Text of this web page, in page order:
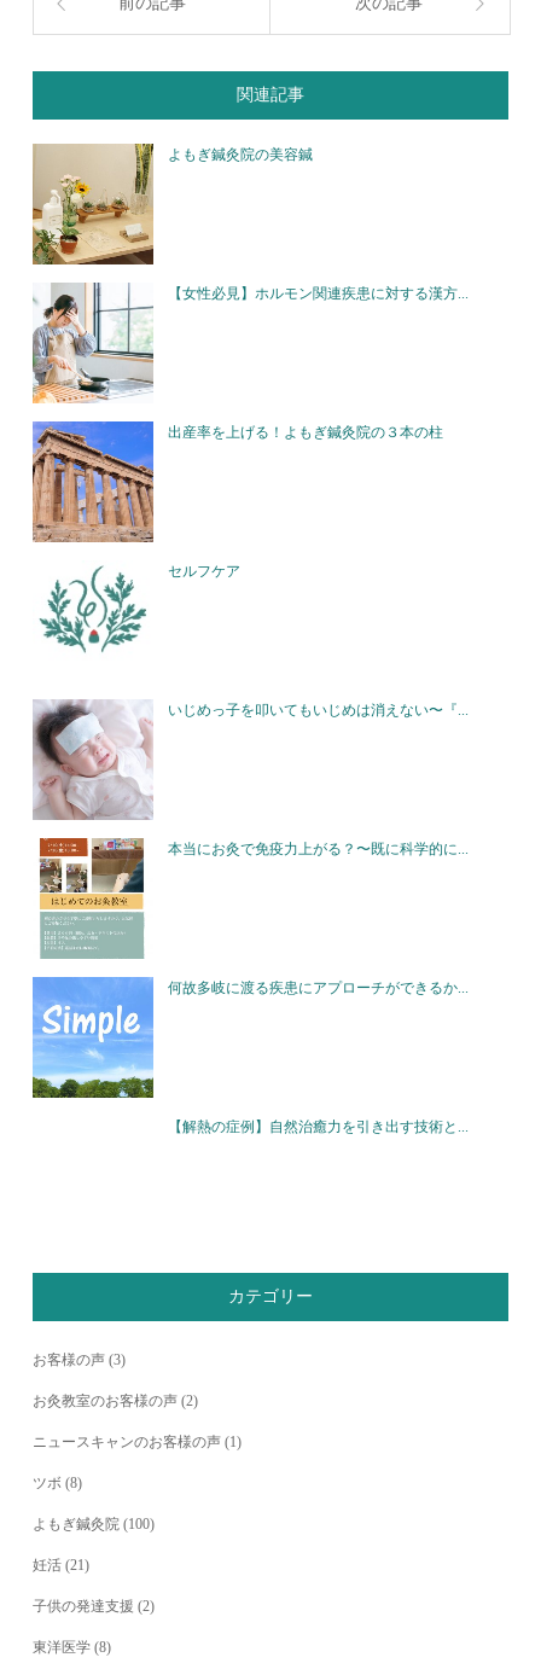
関連記事
よもぎ鍼灸院の美容鍼
【女性必見】ホルモン関連疾患に対する漢方...
出産率を上げる！よもぎ鍼灸院の３本の柱
セルフケア
いじめっ子を叩いてもいじめは消えない〜『...
本当にお灸で免疫力上がる？〜既に科学的に...
何故多岐に渡る疾患にアプローチができるか...
【解熱の症例】自然治癒力を引き出す技術と...
カテゴリー
お客様の声 (3)
お灸教室のお客様の声 (2)
ニュースキャンのお客様の声 (1)
ツボ (8)
よもぎ鍼灸院 (100)
妊活 (21)
子供の発達支援 (2)
東洋医学 (8)